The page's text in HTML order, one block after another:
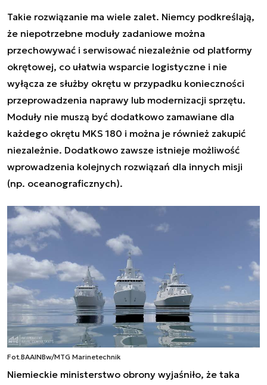
Takie rozwiązanie ma wiele zalet. Niemcy podkreślają,
że niepotrzebne moduły zadaniowe można
przechowywać i serwisować niezależnie od platformy
okrętowej, co ułatwia wsparcie logistyczne i nie
wyłącza ze służby okrętu w przypadku konieczności
przeprowadzenia naprawy lub modernizacji sprzętu.
Moduły nie muszą być dodatkowo zamawiane dla
każdego okrętu MKS 180 i można je również zakupić
niezależnie. Dodatkowo zawsze istnieje możliwość
wprowadzenia kolejnych rozwiązań dla innych misji
(np. oceanograficznych).
Fot.BAAINBw/MTG Marinetechnik
Niemieckie ministerstwo obrony wyjaśniło, że taka